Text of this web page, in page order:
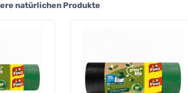
natürlichen Produkte